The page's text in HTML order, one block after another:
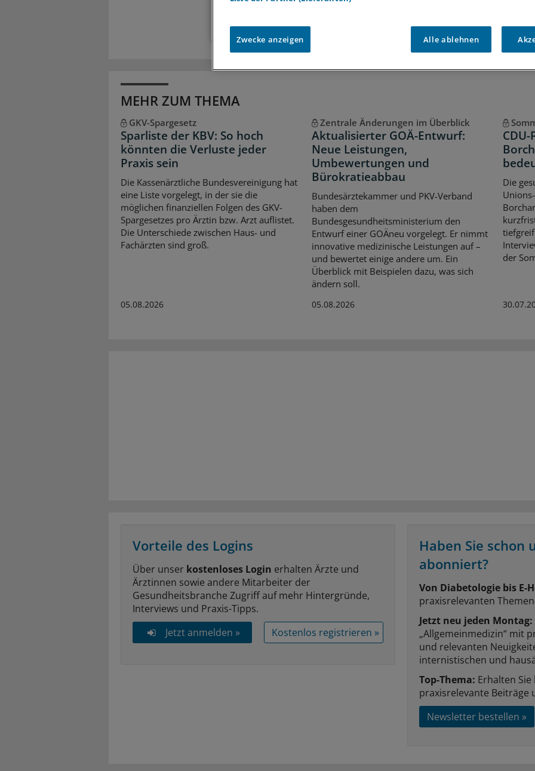
MEHR ZUM THEMA
GKV-Spargesetz
Sparliste der KBV: So hoch
könnten die Verluste jeder
Praxis sein
Die Kassenärztliche Bundesvereinigung hat
eine Liste vorgelegt, in der sie die
möglichen finanziellen Folgen des GKV-
Spargesetzes pro Ärztin bzw. Arzt auflistet.
Die Unterschiede zwischen Haus- und
Fachärzten sind groß.
05.08.2026
Zentrale Änderungen im Überblick
Aktualisierter GOÄ-Entwurf:
Neue Leistungen,
Umbewertungen und
Bürokratieabbau
Bundesärztekammer und PKV-Verband
haben dem
Bundesgesundheitsministerium den
Entwurf einer GOÄneu vorgelegt. Er nimmt
innovative medizinische Leistungen auf –
und bewertet einige andere um. Ein
Überblick mit Beispielen dazu, was sich
ändern soll.
05.08.2026
Die
der
Vorteile des Logins
Über unser kostenloses Login erhalten Ärzte und
Ärztinnen sowie andere Mitarbeiter der
Gesundheitsbranche Zugriff auf mehr Hintergründe,
Interviews und Praxis-Tipps.
Jetzt anmelden »
Kostenlos registrieren »
Haben Sie schon
abonniert?
Von Diabetologie bis E-
praxisrelevanten
Jetzt neu jeden Montag:
„Allgemeinmedizin“ mit
und relevanten
internistischen und
Top-Thema: Erhalten
praxisrelevante Beiträge
Newsletter bestellen »
Zwecke anzeigen Alle ablehnen